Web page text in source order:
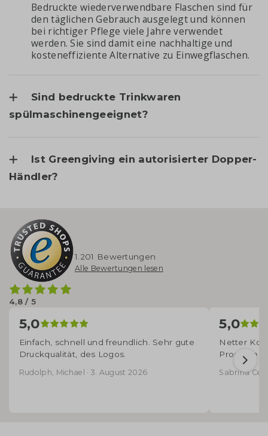
Bedruckte wiederverwendbare Flaschen sind für
den täglichen Gebrauch ausgelegt und können
bei richtiger Pflege viele Jahre verwendet
werden. Sie sind damit eine nachhaltige und
kosteneffiziente Alternative zu Einwegflaschen.
Sind bedruckte Trinkwaren
spülmaschinengeeignet?
Ist Greengiving ein autorisierter Dopper-
Händler?
4,8 / 5
1.201 Bewertungen
Alle Bewertungen lesen
5,0
Einfach, schnell und freundlich. Sehr gute
Druckqualität, des Logos.
Rudolph, Michael · 3. August 2026
5,0
Netter
Produkte -
Sabrina